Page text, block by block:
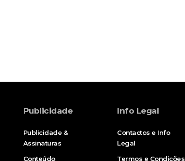
Publicidade
Publicidade &
Assinaturas
Conteúdo
Info Legal
Contactos e Info
Legal
Termos e Condições